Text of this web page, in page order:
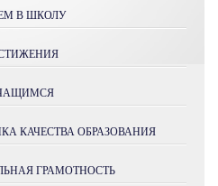
В ШКОЛУ
КАЧЕСТВА ОБРАЗОВАНИЯ
ГРАМОТНОСТЬ